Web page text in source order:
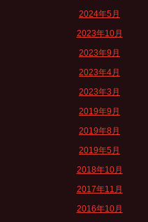
2024年5月
2023年10月
2023年9月
2023年4月
2023年3月
2019年9月
2019年8月
2019年5月
2018年10月
2017年11月
2016年10月